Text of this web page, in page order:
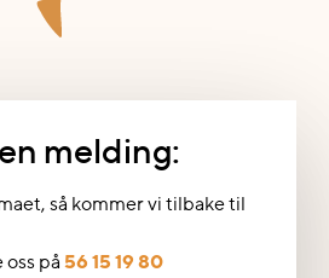
melding:
så kommer vi tilbake til
oss på56 15 19 80